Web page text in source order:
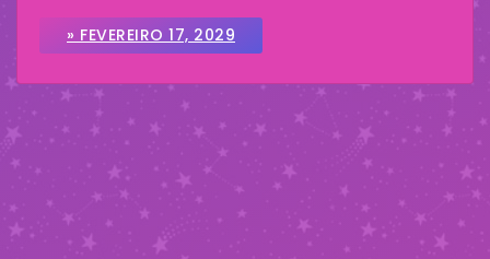
» FEVEREIRO 17, 2029